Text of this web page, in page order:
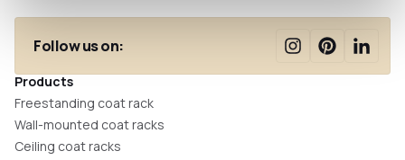
Follow us on:
Products
Freestanding coat rack
Wall-mounted coat racks
Ceiling coat racks